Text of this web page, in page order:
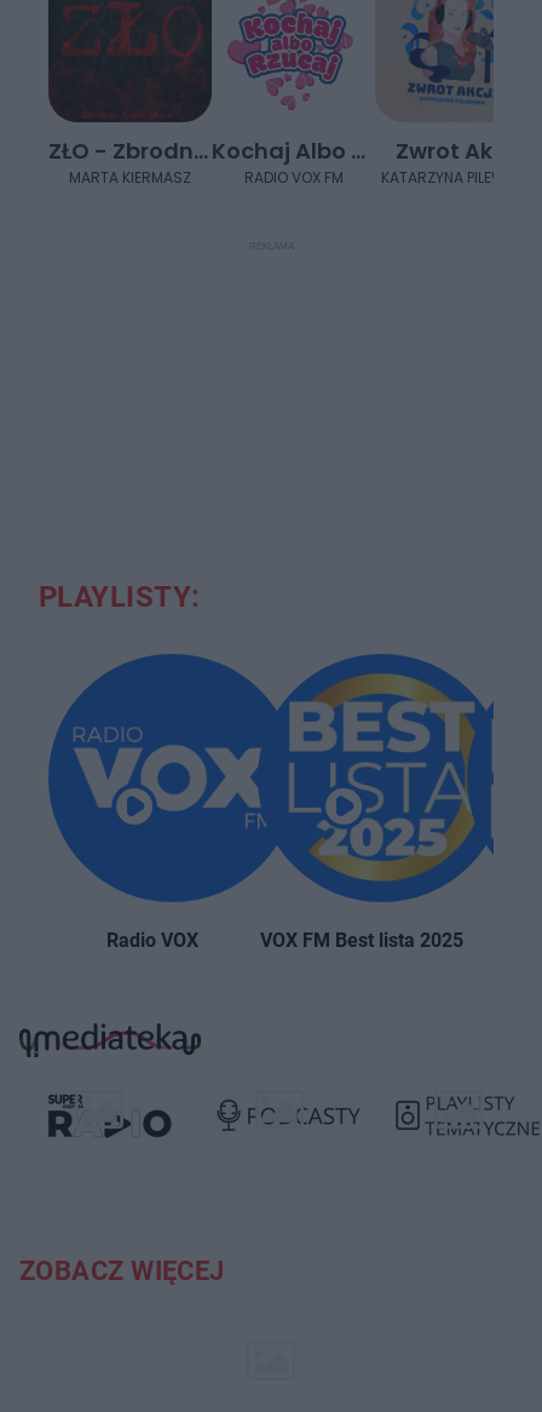
ZŁO - Zbrodnia Łowca Ofiara
MARTA KIERMASZ
Kochaj Albo Rzucaj - Podcasty VOX FM
RADIO VOX FM
Zwrot Akcji
KATARZYNA PILEWSKA
PLAYLISTY:
Radio VOX VOX FM Best lista 2025
ZOBACZ WIĘCEJ